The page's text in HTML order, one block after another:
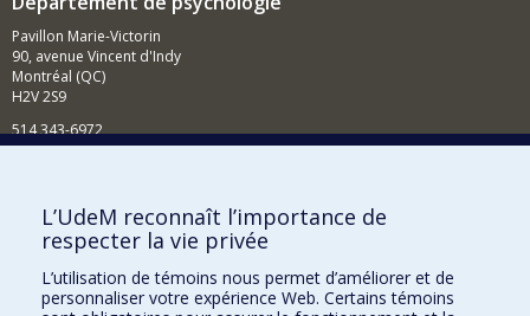
Pavillon Marie-Victorin
90, avenue Vincent d'Indy
Montréal (QC)
H2V 2S9
514 343-6972
Comment soutenir le Département?
BESOIN D'AIDE?
Plan du site
L’UdeM reconnaît l’importance de
respecter la vie privée
L’utilisation de témoins nous permet d’améliorer et de
personnaliser votre expérience Web. Certains témoins